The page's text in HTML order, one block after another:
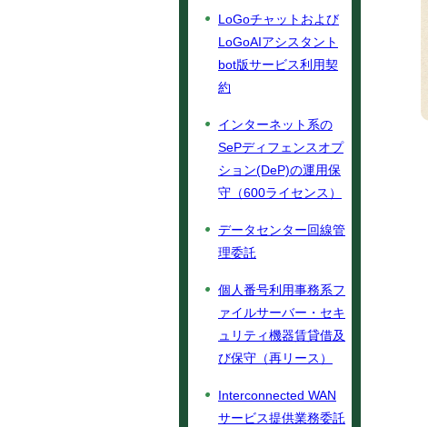
LoGoチャットおよび
LoGoAIアシスタント
bot版サービス利用契
約
インターネット系の
SePディフェンスオプ
ション(DeP)の運用保
守（600ライセンス）
データセンター回線管
理委託
個人番号利用事務系フ
ァイルサーバー・セキ
ュリティ機器賃貸借及
び保守（再リース）
Interconnected WAN
サービス提供業務委託